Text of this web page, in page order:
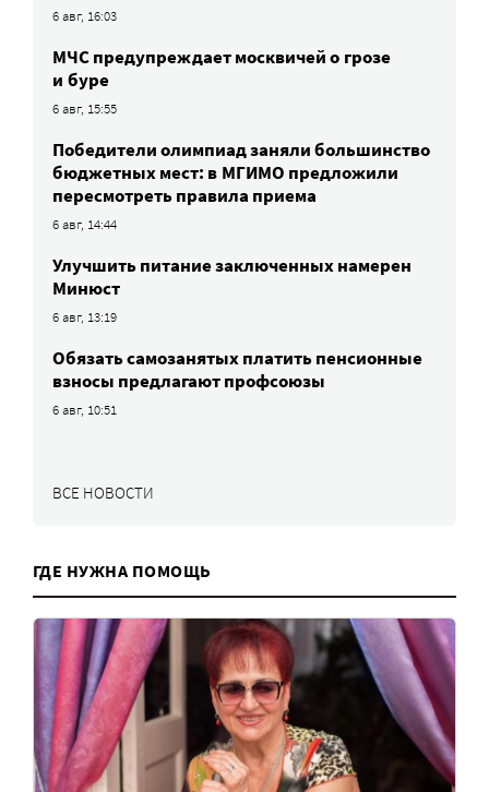
6 авг, 16:03
МЧС предупреждает москвичей о грозе
и буре
6 авг, 15:55
Победители олимпиад заняли большинство
бюджетных мест: в МГИМО предложили
пересмотреть правила приема
6 авг, 14:44
Улучшить питание заключенных намерен
Минюст
6 авг, 13:19
Обязать самозанятых платить пенсионные
взносы предлагают профсоюзы
6 авг, 10:51
ВСЕ НОВОСТИ
ГДЕ НУЖНА ПОМОЩЬ